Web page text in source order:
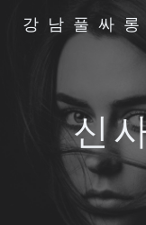
강남풀싸롱
신